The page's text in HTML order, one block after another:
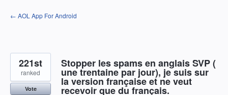
Skip
to
← AOL App For Android
Stopper les spams en anglais SVP (
une trentaine par jour), je suis sur
la version française et ne veut
recevoir que du français.
221st
ranked
Vote